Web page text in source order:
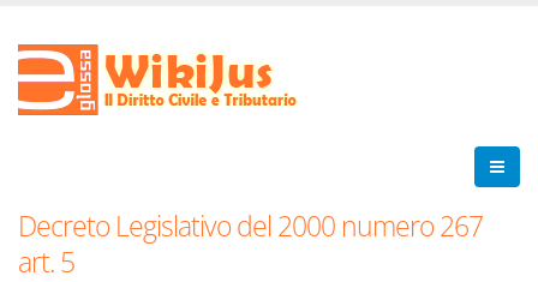
Decreto Legislativo del 2000 numero 267
art. 5